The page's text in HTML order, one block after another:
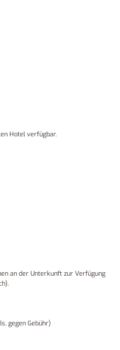
Hotel verfügbar.
an der Unterkunft zur Verfügung
gegen Gebühr)